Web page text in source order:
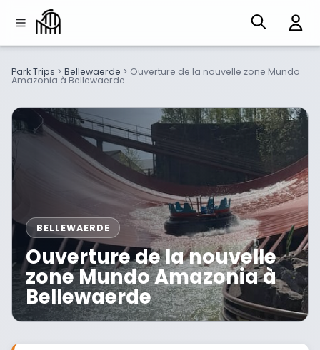
Park Trips > Bellewaerde > Ouverture de la nouvelle zone Mundo
Amazonia à Bellewaerde
BELLEWAERDE
Ouverture de la nouvelle
zone Mundo Amazonia à
Bellewaerde